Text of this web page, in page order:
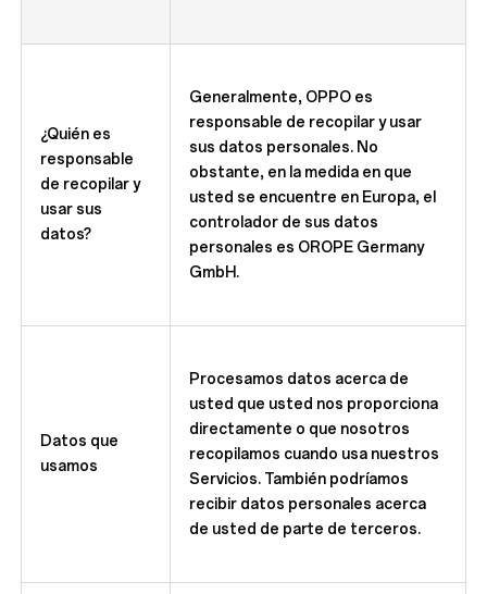
¿Quién es
responsable
de recopilar y
usar sus
datos?
Generalmente, OPPO es
responsable de recopilar y usar
sus datos personales. No
obstante, en la medida en que
usted se encuentre en Europa, el
controlador de sus datos
personales es OROPE Germany
GmbH.
Datos que
usamos
Procesamos datos acerca de
usted que usted nos proporciona
directamente o que nosotros
recopilamos cuando usa nuestros
Servicios. También podríamos
recibir datos personales acerca
de usted de parte de terceros.